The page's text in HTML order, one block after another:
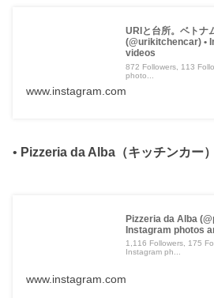
URIと台所。ベトナ
(@urikitchencar) •
videos
872 Followers, 113
photo...
www.instagram.com
• Pizzeria da Alba（キッチンカー）
Pizzeria da Alba
Instagram photos
1,116 Followers, 175
Instagram ph...
www.instagram.com